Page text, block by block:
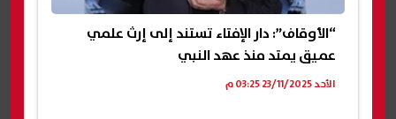
“الأوقاف”: دار الإفتاء تستند إلى إرث علمي
عميق يمتد منذ عهد النبي
الأحد 23/11/2025 03:25 م